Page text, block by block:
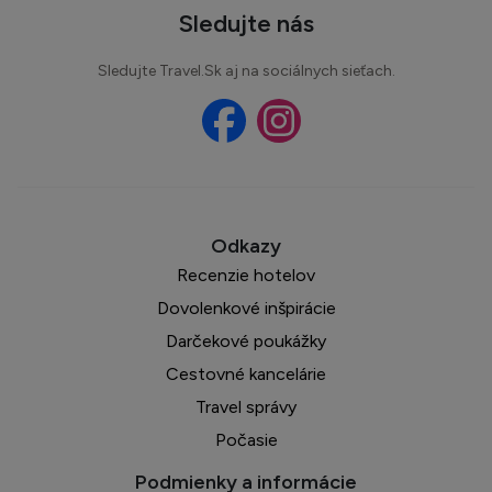
Sledujte nás
Sledujte Travel.Sk aj na sociálnych sieťach.
Recenzie hotelov
Dovolenkové inšpirácie
Darčekové poukážky
Cestovné kancelárie
Travel správy
Počasie